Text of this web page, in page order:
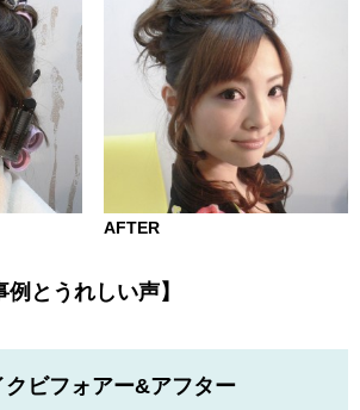
AFTER
例とうれしい声】
ビフォアー&アフター